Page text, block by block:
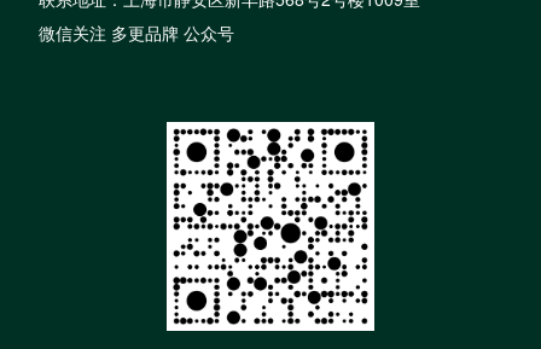
微信关注 多更品牌 公众号